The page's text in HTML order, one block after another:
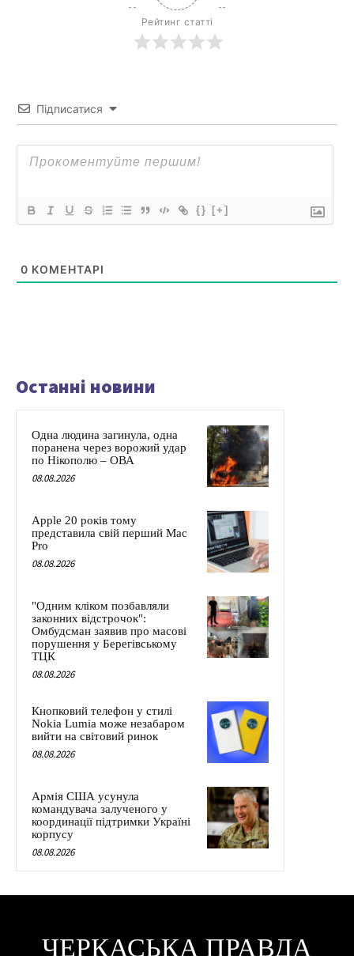
Рейтинг статті
Підписатися
{} [+]
0 КОМЕНТАРІ
Останні новини
Одна людина загинула, одна
поранена через ворожий удар
по Нікополю – ОВА
08.08.2026
Apple 20 років тому
представила свій перший Mac
Pro
08.08.2026
"Одним кліком позбавляли
законних відстрочок":
Омбудсман заявив про масові
порушення у Берегівському
ТЦК
08.08.2026
Кнопковий телефон у стилі
Nokia Lumia може незабаром
вийти на світовий ринок
08.08.2026
Армія США усунула
командувача залученого у
координації підтримки Україні
корпусу
08.08.2026